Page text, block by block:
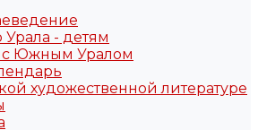
- детям
с Южным Уралом
художественной литературе